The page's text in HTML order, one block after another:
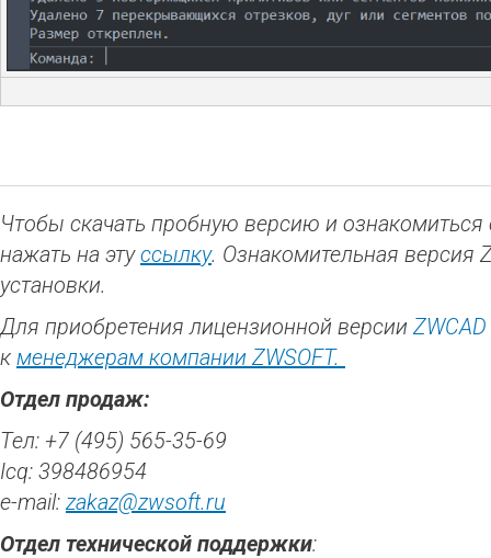
Чтобы скачать пробную версию и
нажать на этуссылку. Ознакомительная версия
установки.
Для приобретения лицензионной версии
к менеджерам компании ZWSOFT.
Отдел продаж:
Тел: +7 (495) 565-35-69
Icq: 398486954
e-mail: zakaz@zwsoft.ru
Отдел технической поддержки: